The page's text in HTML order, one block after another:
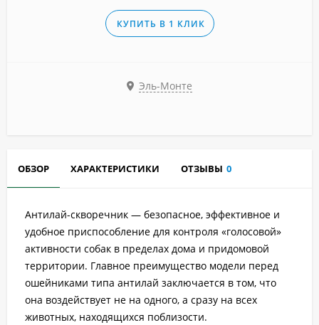
КУПИТЬ В 1 КЛИК
Эль-Монте
ОБЗОР ХАРАКТЕРИСТИКИ ОТЗЫВЫ 0
Антилай-скворечник — безопасное, эффективное и
удобное приспособление для контроля «голосовой»
активности собак в пределах дома и придомовой
территории. Главное преимущество модели перед
ошейниками типа антилай заключается в том, что
она воздействует не на одного, а сразу на всех
животных, находящихся поблизости.